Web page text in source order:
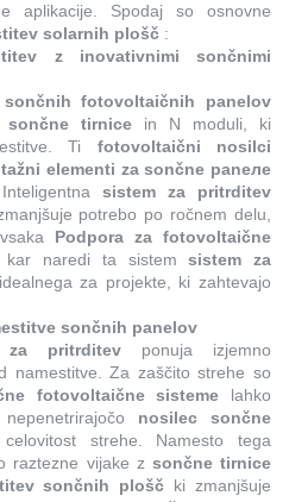
aplikacije. Spodaj so osnovne
solarnih plošč :
z inovativnimi sončnimi
fotovoltaičnih panelov
sončne tirnice in N moduli, ki
Ti fotovoltaični nosilci
elementi za sončne panеле
sistem za pritrditev
potrebo po ročnem delu,
Podpora za fotovoltaične
kar naredi ta sistemsistem za
idealnega za projekte, ki zahtevajo
sončnih panelov
za pritrditev ponuja izjemno
namestitve. Za zaščito strehe so
fotovoltaične sisteme lahko
nosilec sončne
strehe. Namesto tega
raztezne vijake z sončne tirnice
sončnih plošč ki zmanjšuje